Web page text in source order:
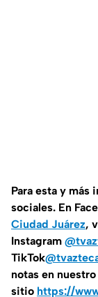
Para esta y más
sociales. En
Ciudad Juárez,
Instagram
TikTok
notas en nuestro
sitio https://